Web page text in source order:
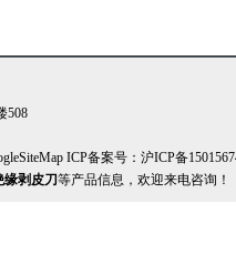
508
ICP备案号： 沪ICP备
缘剥皮刀等产品信息，欢迎来电咨询！